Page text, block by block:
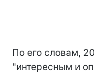
По его словам,
"интересным и